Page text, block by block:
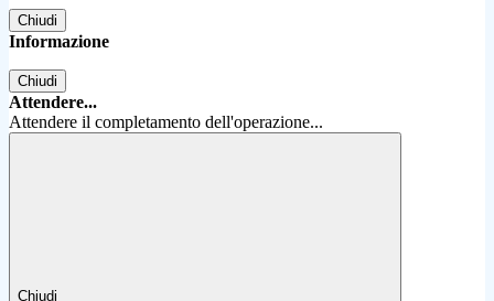
Chiudi
Informazione
Chiudi
Attendere...
Attendere il completamento dell'operazione...
Chiudi